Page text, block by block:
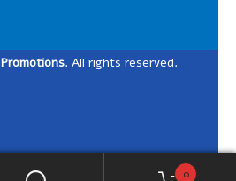
Promotions. All rights reserved.
0